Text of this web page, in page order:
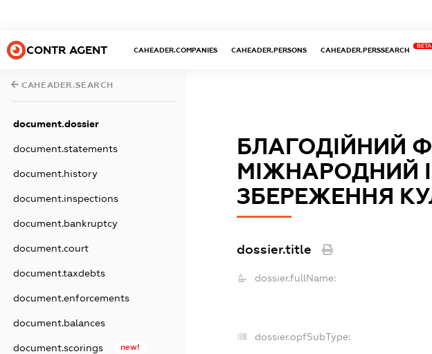
CONTR AGENT CAHEADER.COMPANIES CAHEADER.PERSONS CAHEADER.PERSSEARCH
BETA
CAHEADER.SEARCH
document.dossier
document.statements
document.history
document.inspections
document.bankruptcy
document.court
document.taxdebts
document.enforcements
document.balances
document.scorings new!
БЛАГОДІЙНИЙ
МІЖНАРОДНИЙ
ЗБЕРЕЖЕННЯ
dossier.title
dossier.fullName:
dossier.opfSubType: